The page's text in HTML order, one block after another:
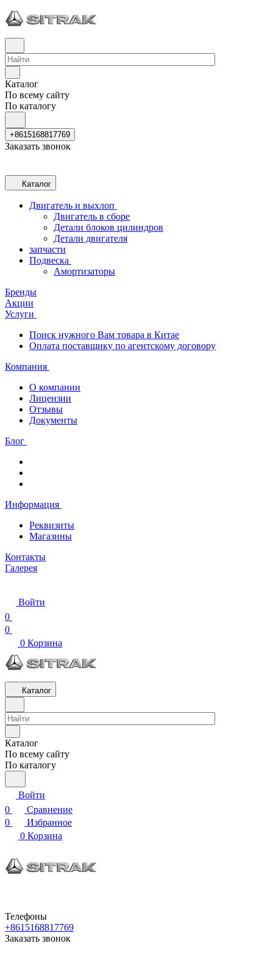
Каталог
По всему сайту
По каталогу
+8615168817769
Заказать звонок
Каталог
Двигатель и выхлоп
Двигатель в сборе
Детали блоков цилиндров
Детали двигателя
запчасти
Подвеска
Амортизаторы
Бренды
Акции
Услуги
Поиск нужного Вам товара в Китае
Оплата поставщику по агентскому договору
Компания
О компании
Лицензии
Отзывы
Документы
Блог
Информация
Реквизиты
Магазины
Контакты
Галерея
Войти
0
0
0 Корзина
Каталог
Каталог
По всему сайту
По каталогу
Войти
0
Сравнение
0
Избранное
0 Корзина
Телефоны
+8615168817769
Заказать звонок